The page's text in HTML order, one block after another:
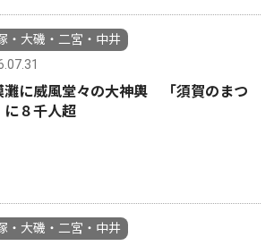
・大磯・二宮・中井
灘に威風堂々の大神輿 「須賀のまつ
に８千人超
・大磯・二宮・中井